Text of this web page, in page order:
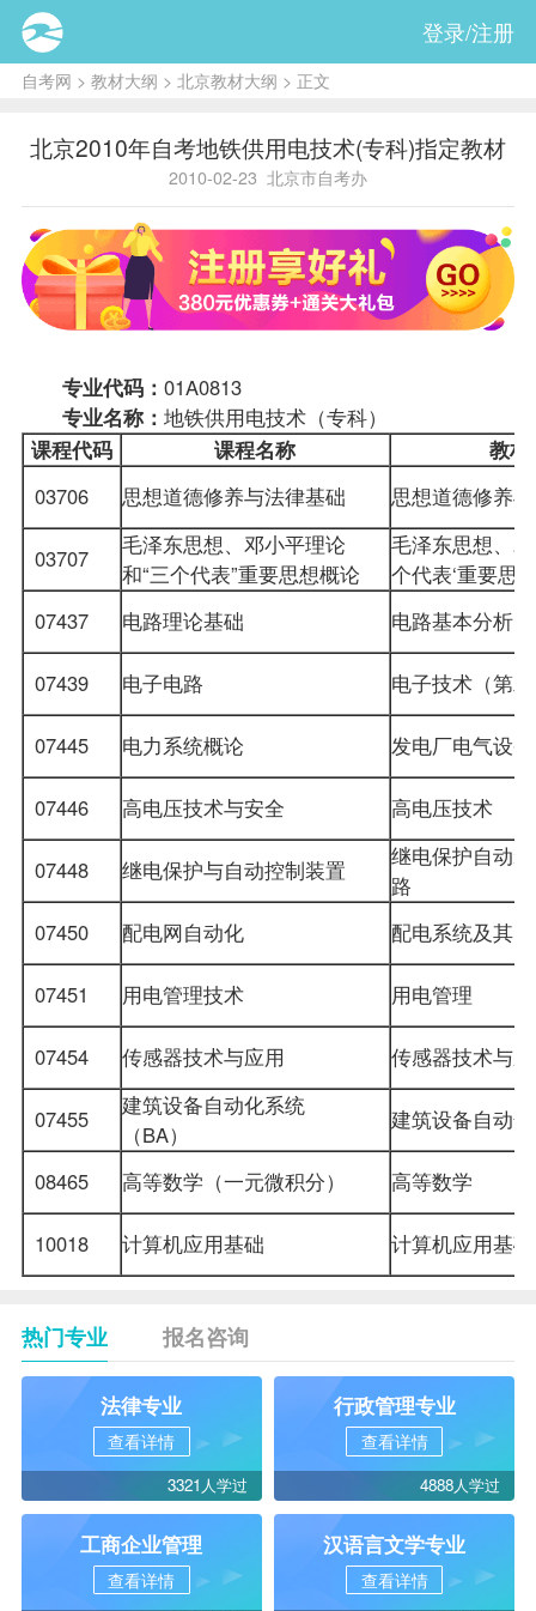
登录/注册
自考网 > 教材大纲 > 北京教材大纲 > 正文
北京2010年自考地铁供用电技术(专科)指定教材
2010-02-23 北京市自考办
专业代码： 01A0813
专业名称： 地铁供用电技术（专科）
课程代码 课程名称 教材
03706
思想道德修养与法律基础 思想道德修养
03707
毛泽东思想、邓小平理论
和“三个代表”重要思想概论
毛泽东思想、
个代表‘重要
07437
电路理论基础 电路基本分析
07439 电子电路 电子技术（第
07445 电力系统概论 发电厂电气设
07446 高电压技术与安全 高电压技术
07448 继电保护与自动控制装置
继电保护自动
路
07450
配电网自动化 配电系统及其
07451 用电管理技术 用电管理
07454 传感器技术与应用 传感器技术与
07455
建筑设备自动化系统
（BA）
建筑设备自动
08465 高等数学（一元微积分） 高等数学
10018 计算机应用基础 计算机应用基
热门专业 报名咨询
法律专业
查看详情
3321人学过
行政管理专业
查看详情
4888人学过
工商企业管理
查看详情
汉语言文学专业
查看详情